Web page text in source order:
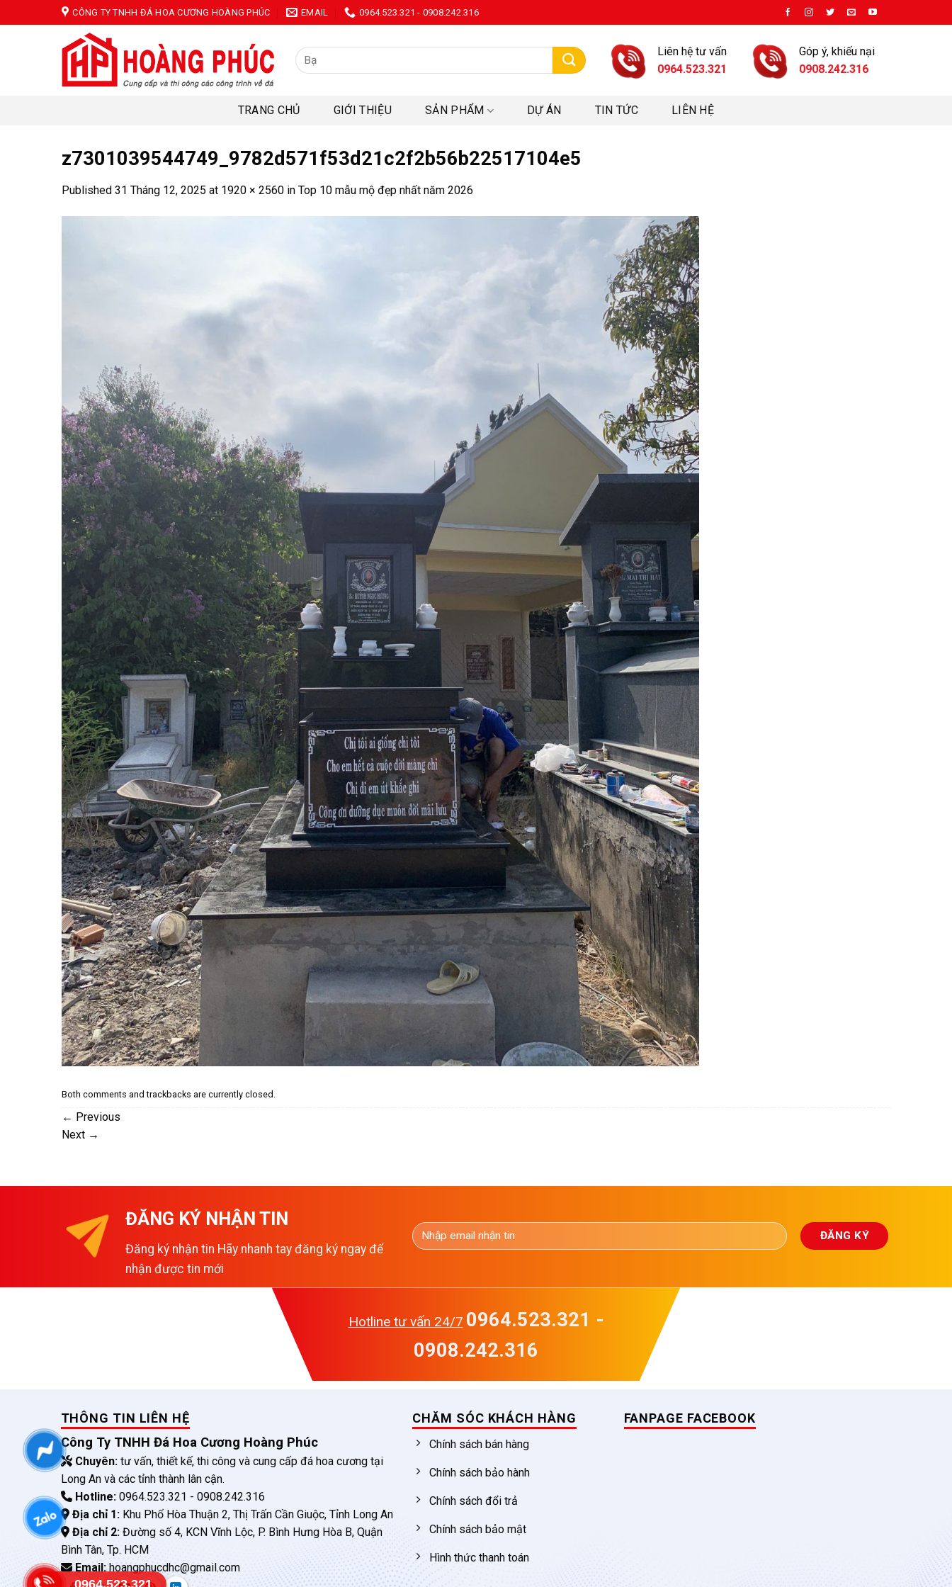
to
CÔNG TY TNHH ĐÁ HOA CƯƠNG HOÀNG PHÚC EMAIL 0964.523.321 - 0908.242.316
Tìm
kiếm:
Liên hệ tư vấn
0964.523.321
Góp ý, khiếu nại
0908.242.316
TRANG CHỦ GIỚI THIỆU SẢN PHẨM DỰ ÁN TIN TỨC LIÊN HỆ
z7301039544749_9782d571f53d21c2f2b56b22517104e5
Published 31 Tháng 12, 2025 at 1920 × 2560 in Top 10 mẫu mộ đẹp nhất năm 2026
Both comments and trackbacks are currently closed.
← Previous
Next →
ĐĂNG KÝ NHẬN TIN
Đăng ký nhận tin Hãy nhanh tay đăng ký ngay để
nhận được tin mới
Hotline tư vấn 24/7 0964.523.321 -
0908.242.316
THÔNG TIN LIÊN HỆ
Công Ty TNHH Đá Hoa Cương Hoàng Phúc
Chuyên:tư vấn, thiết kế, thi công và cung cấp đá hoa cương tại
Long An và các tỉnh thành lân cận.
Hotline:0964.523.321 - 0908.242.316
Địa chỉ 1:Khu Phố Hòa Thuận 2, Thị Trấn Cần Giuộc, Tỉnh Long An
Địa chỉ 2:Đường số 4, KCN Vĩnh Lộc, P. Bình Hưng Hòa B, Quận
Bình Tân, Tp. HCM
Email:hoangphucdhc@gmail.com
CHĂM SÓC KHÁCH HÀNG
Chính sách bán hàng
Chính sách bảo hành
Chính sách đổi trả
Chính sách bảo mật
Hình thức thanh toán
FANPAGE FACEBOOK